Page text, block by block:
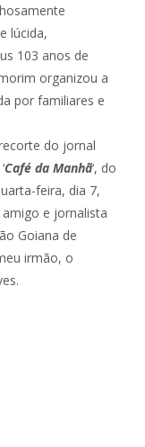
lúcida,
103 anos de
organizou a
por familiares e
do jornal
Café da Manhã‘, do
feira, dia 7,
e jornalista
Goiana de
irmão, o